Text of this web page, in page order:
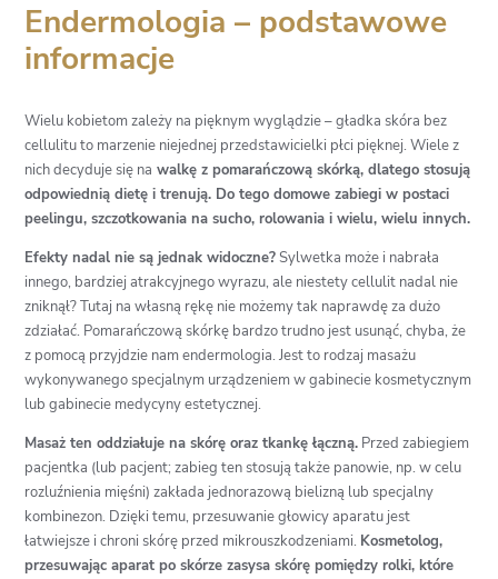
Endermologia – podstawowe
informacje
Wielu kobietom zależy na pięknym wyglądzie – gładka skóra bez
cellulitu to marzenie niejednej przedstawicielki płci pięknej. Wiele z
nich decyduje się na walkę z pomarańczową skórką, dlatego stosują
odpowiednią dietę i trenują. Do tego domowe zabiegi w postaci
peelingu, szczotkowania na sucho, rolowania i wielu, wielu innych.
Efekty nadal nie są jednak widoczne?Sylwetka może i nabrała
innego, bardziej atrakcyjnego wyrazu, ale niestety cellulit nadal nie
zniknął? Tutaj na własną rękę nie możemy tak naprawdę za dużo
zdziałać. Pomarańczową skórkę bardzo trudno jest usunąć, chyba, że
z pomocą przyjdzie nam endermologia. Jest to rodzaj masażu
wykonywanego specjalnym urządzeniem w gabinecie kosmetycznym
lub gabinecie medycyny estetycznej.
Masaż ten oddziałuje na skórę oraz tkankę łączną. Przed zabiegiem
pacjentka (lub pacjent; zabieg ten stosują także panowie, np. w celu
rozluźnienia mięśni) zakłada jednorazową bielizną lub specjalny
kombinezon. Dzięki temu, przesuwanie głowicy aparatu jest
łatwiejsze i chroni skórę przed mikrouszkodzeniami. Kosmetolog,
przesuwając aparat po skórze zasysa skórę pomiędzy rolki, które